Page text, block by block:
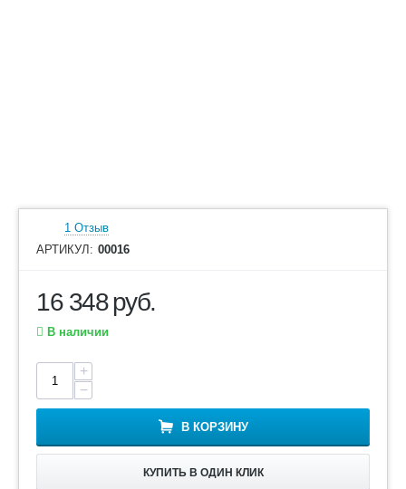
1 Отзыв
АРТИКУЛ: 00016
16 348руб.
В наличии
+
−
В КОРЗИНУ
КУПИТЬ В ОДИН КЛИК